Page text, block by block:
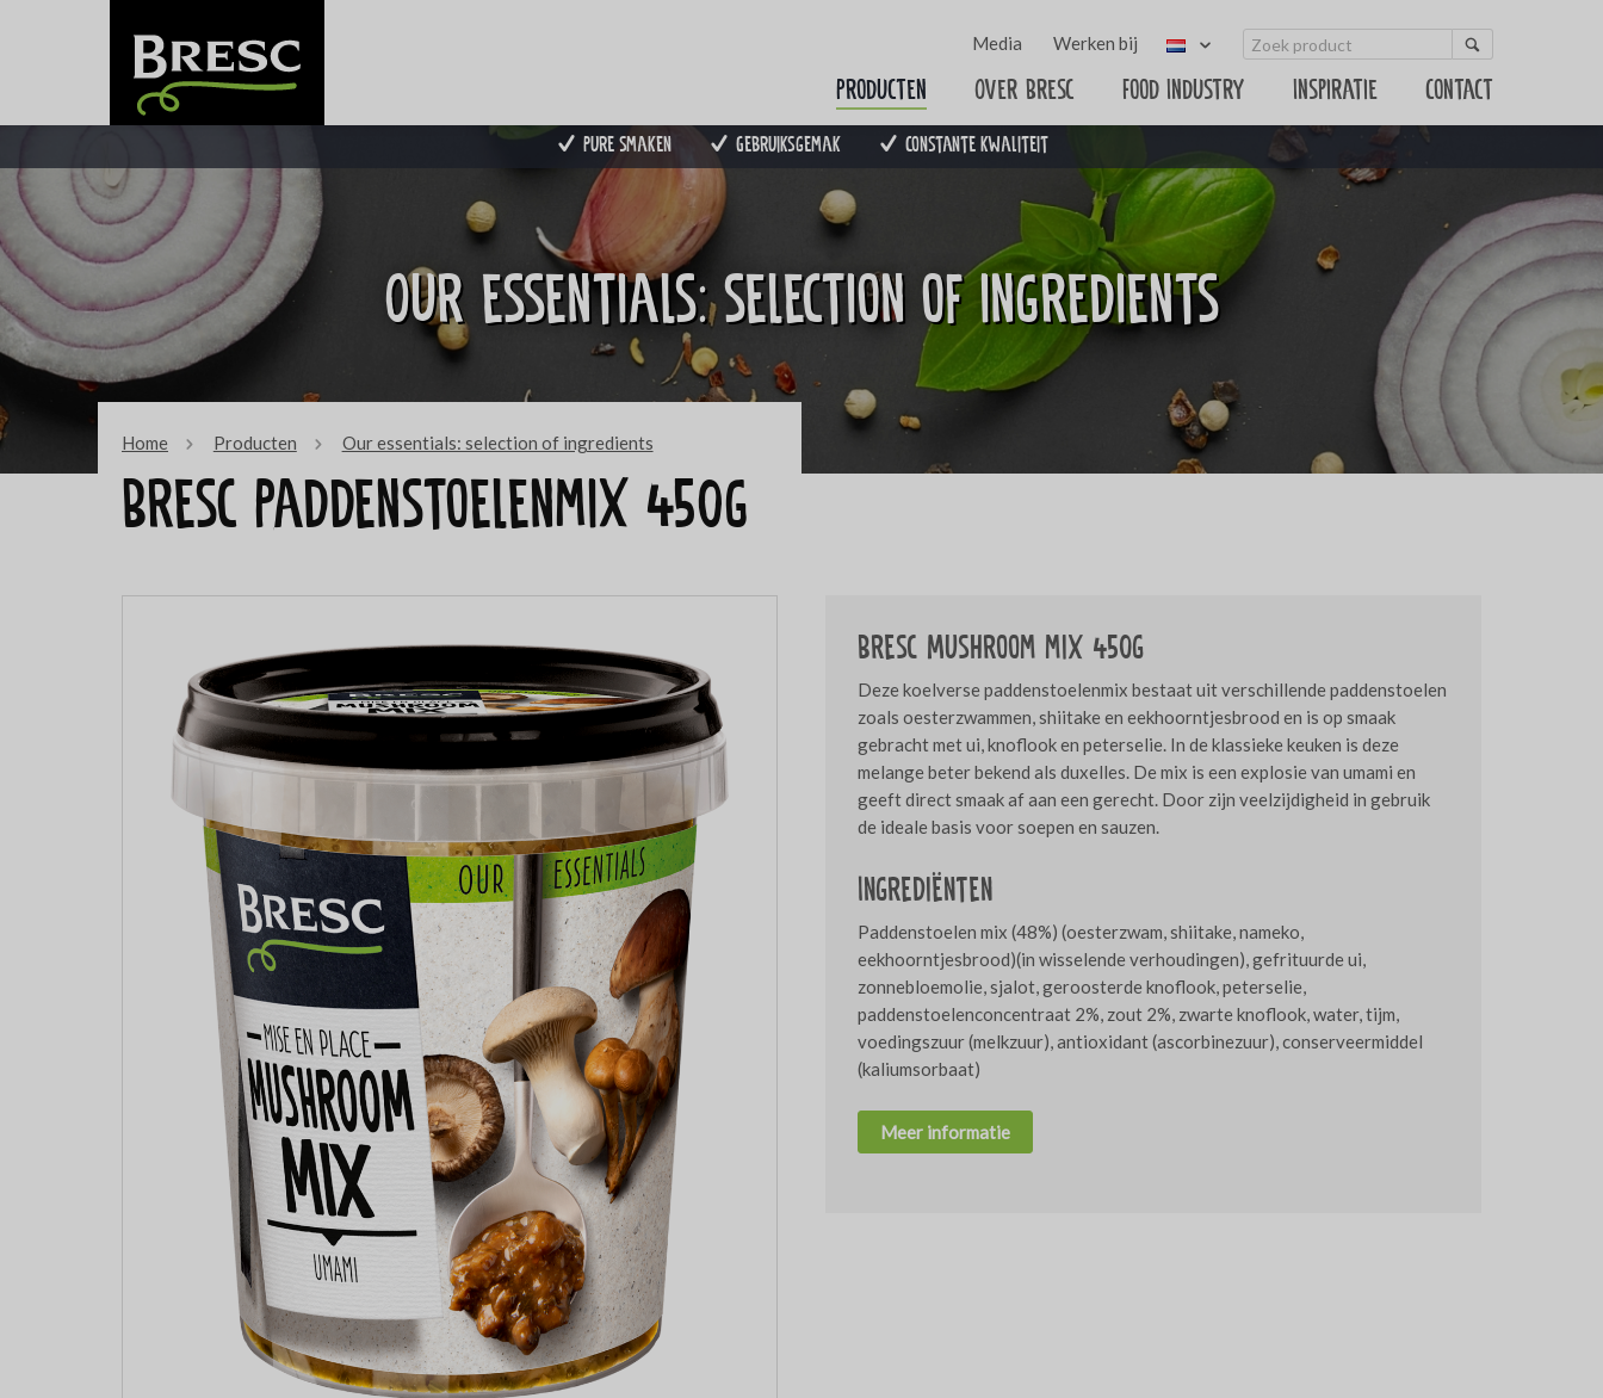
Media Werken bij
Producten Over Bresc Food Industry Inspiratie Contact
Pure smaken Gebruiksgemak Constante kwaliteit
Our essentials: selection of ingredients
Home Producten Our essentials: selection of ingredients
Bresc Paddenstoelenmix 450g
Bresc Mushroom mix 450g
Deze koelverse paddenstoelenmix bestaat uit verschillende paddenstoelen
zoals oesterzwammen, shiitake en eekhoorntjesbrood en is op smaak
gebracht met ui, knoflook en peterselie. In de klassieke keuken is deze
melange beter bekend als duxelles. De mix is een explosie van umami en
geeft direct smaak af aan een gerecht. Door zijn veelzijdigheid in gebruik
de ideale basis voor soepen en sauzen.
Ingrediënten
Paddenstoelen mix (48%) (oesterzwam, shiitake, nameko,
eekhoorntjesbrood)(in wisselende verhoudingen), gefrituurde ui,
zonnebloemolie, sjalot, geroosterde knoflook, peterselie,
paddenstoelenconcentraat 2%, zout 2%, zwarte knoflook, water, tijm,
voedingszuur (melkzuur), antioxidant (ascorbinezuur), conserveermiddel
(kaliumsorbaat)
Meer informatie